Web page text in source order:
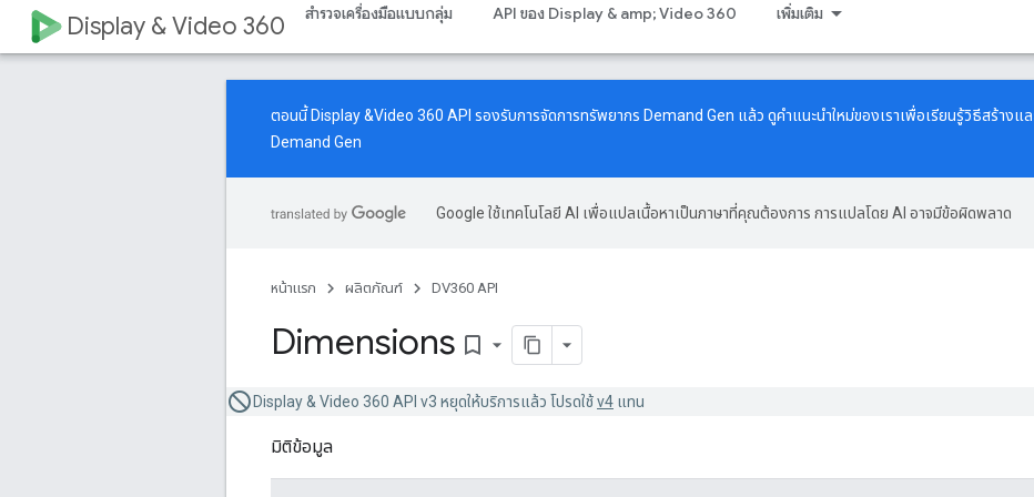
Display & Video 360 สำรวจเครื่องมือแบบกลุ่ม API ของ Display & amp; Video 360 เพิ่มเติม
ตอนนี้ Display &Video 360 API รองรับการจัดการทรัพยากร Demand Gen แล้ว ดูคำแนะนำใหม่ของเราเพื่อเรียนรู้วิธีสร้างแ
Demand Gen
Google ใช้เทคโนโลยี AI เพื่อแปลเนื้อหาเป็นภาษาที่คุณต้องการ การแปลโดย AI อาจมีข้อผิดพลาด
หน้าแรก ผลิตภัณฑ์ DV360 API
Dimensions bookmark_border
Display & Video 360 API v3 หยุดให้บริการแล้ว โปรดใช้v4 แทน
มิติข้อมูล